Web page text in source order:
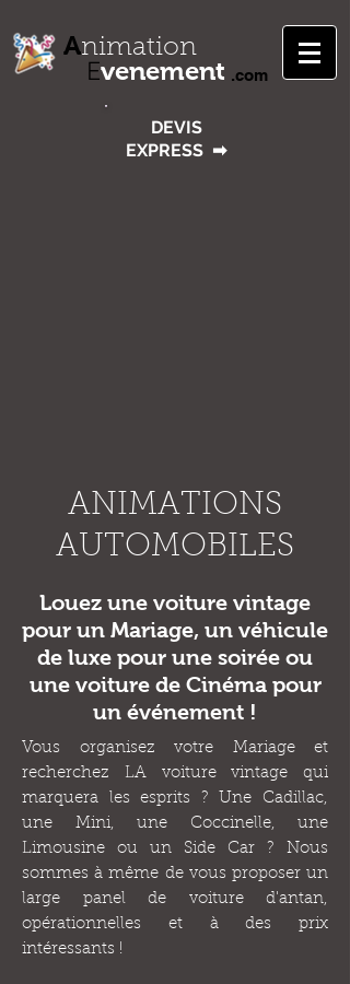
Animation
.com
Evenement
DEVIS
EXPRESS ➡
ANIMATIONS
AUTOMOBILES
Louez une voiture vintage
pour un Mariage, un véhicule
de luxe pour une soirée ou
une voiture de Cinéma pour
un événement !
Vous organisez votre Mariage et
recherchez LA voiture vintage qui
marquera les esprits ? Une Cadillac,
une Mini, une Coccinelle, une
Limousine ou un Side Car ? Nous
sommes à même de vous proposer un
large panel de voiture d'antan,
opérationnelles et à des prix
intéressants !